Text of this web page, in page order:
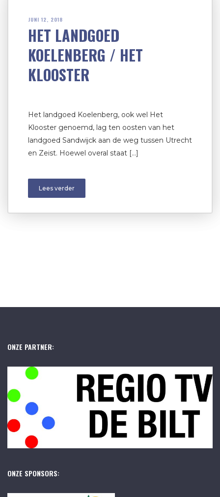
JUNI 12, 2018
HET LANDGOED
KOELENBERG / HET
KLOOSTER
Het landgoed Koelenberg, ook wel Het
Klooster genoemd, lag ten oosten van het
landgoed Sandwijck aan de weg tussen Utrecht
en Zeist. Hoewel overal staat […]
Lees verder
ONZE PARTNER:
ONZE SPONSORS: